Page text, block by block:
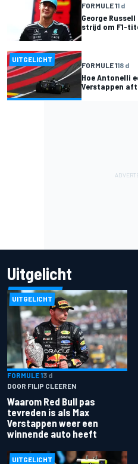
FORMULE 11 d
George
strijd om F1-
UITGELICHT
FORMULE 118 d
Hoe Antonelli
Verstappen
Uitgelicht
UITGELICHT
FORMULE 13 d
DOOR FILIP CLEEREN
Waarom Red Bull pas
tevreden is als Max
Verstappen weer een
winnende auto heeft
UITGELICHT